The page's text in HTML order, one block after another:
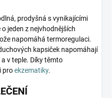
prodyšná s vynikajícími
jeden z nejvhodnějších
napomáhá termoregulaci.
kapsiček napomáhají
v teple. Díky těmto
proekzematiky.